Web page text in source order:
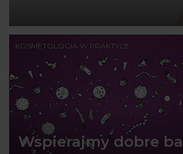
KOSMETOLOGIA W PRAKTYCE
Wspierajmy dobre